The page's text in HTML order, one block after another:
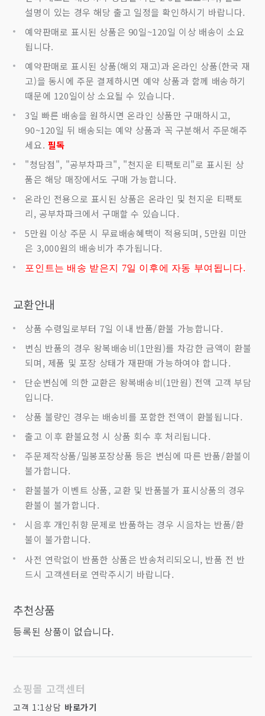
설명이 있는 경우 해당 출고 일정을 확인하시기 바랍니다.
예약판매로 표시된 상품은 90일~120일 이상 배송이 소요
됩니다.
예약판매로 표시된 상품(해외 재고)과 온라인 상품(한국 재
고)을 동시에 주문 결제하시면 예약 상품과 함께 배송하기
때문에 120일이상 소요될 수 있습니다.
3일 빠른 배송을 원하시면 온라인 상품만 구매하시고,
90~120일 뒤 배송되는 예약 상품과 꼭 구분해서 주문해주
세요. 필독
"청담점", "공부차파크", "천지운 티팩토리"로 표시된 상
품은 해당 매장에서도 구매 가능합니다.
온라인 전용으로 표시된 상품은 온라인 및 천지운 티팩토
리, 공부차파크에서 구매할 수 있습니다.
5만원 이상 주문 시 무료배송혜택이 적용되며, 5만원 미만
은 3,000원의 배송비가 추가됩니다.
포인트는 배송 받은지 7일 이후에 자동 부여됩니다.
교환안내
상품 수령일로부터 7일 이내 반품/환불 가능합니다.
변심 반품의 경우 왕복배송비(1만원)를 차감한 금액이 환불
되며, 제품 및 포장 상태가 재판매 가능하여야 합니다.
단순변심에 의한 교환은 왕복배송비(1만원) 전액 고객 부담
입니다.
상품 불량인 경우는 배송비를 포함한 전액이 환불됩니다.
출고 이후 환불요청 시 상품 회수 후 처리됩니다.
주문제작상품/밀봉포장상품 등은 변심에 따른 반품/환불이
불가합니다.
환불불가 이벤트 상품, 교환 및 반품불가 표시상품의 경우
환불이 불가합니다.
시음후 개인취향 문제로 반품하는 경우 시음차는 반품/환
불이 불가합니다.
사전 연락없이 반품한 상품은 반송처리되오니, 반품 전 반
드시 고객센터로 연락주시기 바랍니다.
추천상품
등록된 상품이 없습니다.
쇼핑몰 고객센터
고객 1:1상담 바로가기